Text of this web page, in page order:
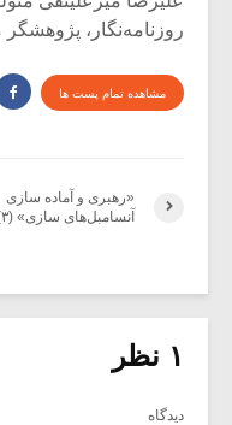
روزنامه‌نگار،
مشاهده تمام پست ها
«رهبری و آماده سازی
آنسامبل‌های سازی» (۳)
۱ نظر
دیدگاه